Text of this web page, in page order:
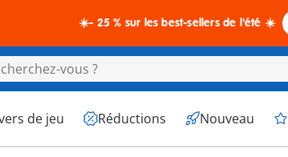
☀️- 25 % sur les best-sellers de l'été ☀️
de jeu Réductions Nouveau